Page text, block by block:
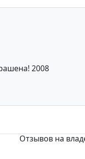
2008
Отзывов на